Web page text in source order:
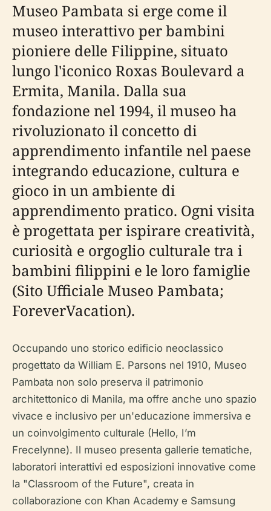
Museo Pambata si erge come il
museo interattivo per bambini
pioniere delle Filippine, situato
lungo l'iconico Roxas Boulevard a
Ermita, Manila. Dalla sua
fondazione nel 1994, il museo ha
rivoluzionato il concetto di
apprendimento infantile nel paese
integrando educazione, cultura e
gioco in un ambiente di
apprendimento pratico. Ogni visita
è progettata per ispirare creatività,
curiosità e orgoglio culturale tra i
bambini filippini e le loro famiglie
(Sito Ufficiale Museo Pambata;
ForeverVacation).
Occupando uno storico edificio neoclassico
progettato da William E. Parsons nel 1910, Museo
Pambata non solo preserva il patrimonio
architettonico di Manila, ma offre anche uno spazio
vivace e inclusivo per un'educazione immersiva e
un coinvolgimento culturale (Hello, I’m
Frecelynne). Il museo presenta gallerie tematiche,
laboratori interattivi ed esposizioni innovative come
la "Classroom of the Future", creata in
collaborazione con Khan Academy e Samsung